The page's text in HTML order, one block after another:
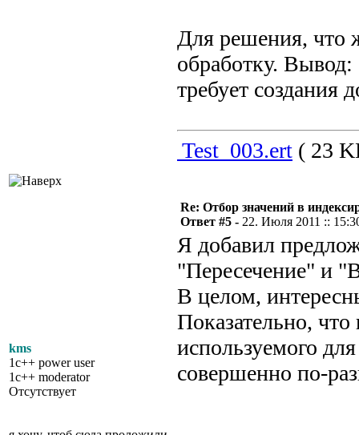
Для решения, что
обработку.
требует создания
Test_003.ert ( 23
kms
1c++ power user
1c++ moderator
Отсутствует
Re: Отбор значений в
Ответ #5 - 22. Июля 2011 ::
Я добавил
"Пересечение" и
В целом,
Показательно,
используемого
совершенно по-